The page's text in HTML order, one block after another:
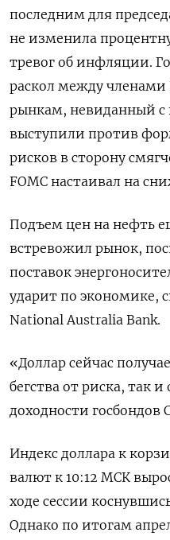
последним для
не изменила
тревог об инфляции.
раскол между
рынкам, невиданный ​с
выступили против
рисков в сторону
FOMC настаивал на
Подъем цен на нефть
встревожил рынок,
поставок
ударит по ‌экономике,
National Australia Bank.
«Доллар сейчас
бегства от риска, так
доходности госбондов
Индекс доллара ​к
валют ‌к 10:12 МСК
ходе сессии
Однако по итогам